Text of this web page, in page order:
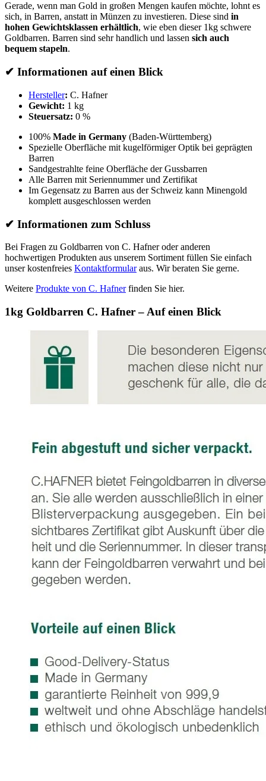
Gerade, wenn man Gold in großen Mengen kaufen möchte, lohnt es
sich, in Barren, anstatt in Münzen zu investieren. Diese sind in
hohen Gewichtsklassen erhältlich, wie eben dieser 1kg schwere
Goldbarren. Barren sind sehr handlich und lassen sich auch
bequem stapeln.
✔ Informationen auf einen Blick
Hersteller: C. Hafner
Gewicht: 1 kg
Steuersatz: 0 %
100% Made in Germany (Baden-Württemberg)
Spezielle Oberfläche mit kugelförmiger Optik bei geprägten
Barren
Sandgestrahlte feine Oberfläche der Gussbarren
Alle Barren mit Seriennummer und Zertifikat
Im Gegensatz zu Barren aus der Schweiz kann Minengold
komplett ausgeschlossen werden
✔ Informationen zum Schluss
Bei Fragen zu Goldbarren von C. Hafner oder anderen
hochwertigen Produkten aus unserem Sortiment füllen Sie einfach
unser kostenfreies Kontaktformularaus. Wir beraten Sie gerne.
Weitere Produkte von C. Hafnerfinden Sie hier.
1kg Goldbarren C. Hafner – Auf einen Blick